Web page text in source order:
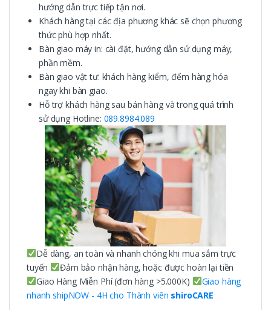
hướng dẫn trực tiếp tận nơi.
Khách hàng tại các địa phương khác sẽ chọn phương
thức phù hợp nhất.
Bàn giao máy in: cài đặt, hướng dẫn sử dụng máy,
phần mềm.
Bàn giao vật tư: khách hàng kiểm, đếm hàng hóa
ngay khi bàn giao.
Hỗ trợ khách hàng sau bán hàng và trong quá trình
sử dụng Hotline: 089.8984.089
Dễ dàng, an toàn và nhanh chóng khi mua sắm trực
tuyến
Đảm bảo nhận hàng, hoặc được hoàn lại tiền
Giao Hàng Miễn Phí (đơn hàng >5.000K)
Giao hàng
nhanh shipNOW - 4H cho Thành viên shiroCARE